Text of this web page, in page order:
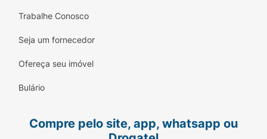
Trabalhe Conosco
Seja um fornecedor
Ofereça seu imóvel
Bulário
Compre pelo site, app, whatsapp ou